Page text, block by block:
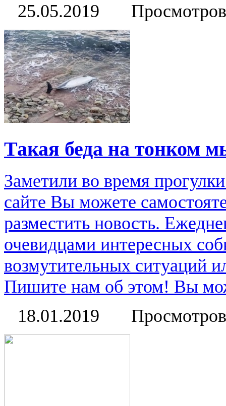
25.05.2019
Такая беда на тонком
Заметили во время
сайте Вы можете
разместить новость.
очевидцами интересных
возмутительных ситуаций
Пишите нам об этом! Вы
18.01.2019